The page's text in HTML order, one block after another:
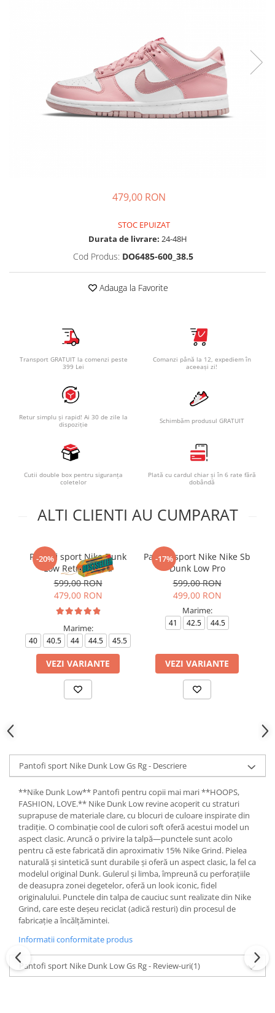
Pantaloni scurti Copii
Ingrijire incaltaminte
479,00 RON
STOC EPUIZAT
Durata de livrare: 24-48H
Cod Produs: DO6485-600_38.5
Adauga la Favorite
Transport GRATUIT la comenzi peste
399 Lei
Comanzi până la 12, expediem în
aceeași zi!
Retur simplu și rapid! Ai 30 de zile la
dispoziție
Schimbăm produsul GRATUIT
Cutii double box pentru siguranța
coletelor
Plată cu cardul chiar și în 6 rate fără
dobândă
ALTI CLIENTI AU CUMPARAT
-20%
Pantofi sport Nike Dunk
Low Retro Panda
599,00 RON
479,00 RON
Marime:
40 40.5 44 44.5 45.5
VEZI VARIANTE
-17%
Pantofi sport Nike Nike Sb
Dunk Low Pro
599,00 RON
499,00 RON
Marime:
41 42.5 44.5
VEZI VARIANTE
Pantofi sport Nike Dunk Low Gs Rg - Descriere
**Nike Dunk Low** Pantofi pentru copii mai mari **HOOPS,
FASHION, LOVE.** Nike Dunk Low revine acoperit cu straturi
suprapuse de materiale clare, cu blocuri de culoare inspirate din
tradiție. O combinație cool de culori soft oferă acestui model un
aspect clasic. Aruncă o privire la talpă—punctele sunt acolo
pentru că este fabricată din aproximativ 15% Nike Grind. Pielea
naturală și sintetică sunt durabile și oferă un aspect clasic, la fel ca
modelul original Dunk. Gulerul și limba, împreună cu perforațiile
de deasupra zonei degetelor, oferă un look iconic, fidel
originalului. Punctele din talpa de cauciuc sunt realizate din Nike
Grind, care este deșeu reciclat (adică resturi) din procesul de
fabricație a încălțămintei.
Informatii conformitate produs
Pantofi sport Nike Dunk Low Gs Rg - Review-uri(1)